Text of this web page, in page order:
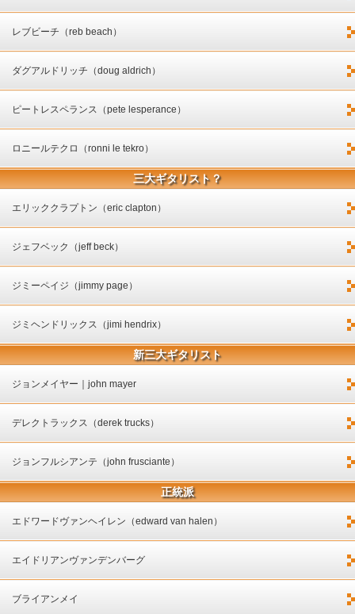
レブビーチ（reb beach）
ダグアルドリッチ（doug aldrich）
ピートレスペランス（pete lesperance）
ロニールテクロ（ronni le tekro）
三大ギタリスト？
エリッククラプトン（eric clapton）
ジェフベック（jeff beck）
ジミーペイジ（jimmy page）
ジミヘンドリックス（jimi hendrix）
新三大ギタリスト
ジョンメイヤー｜john mayer
デレクトラックス（derek trucks）
ジョンフルシアンテ（john frusciante）
正統派
エドワードヴァンヘイレン（edward van halen）
エイドリアンヴァンデンバーグ
ブライアンメイ